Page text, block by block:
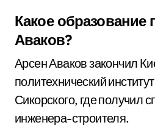
Какое образование
Аваков?
Арсен Аваков закончил
политехнический
Сикорского, где получил
инженера-строителя.